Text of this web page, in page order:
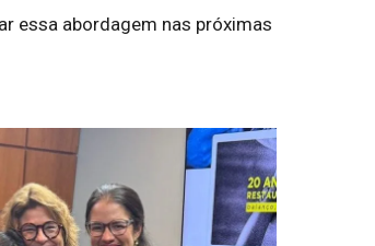
essa abordagem nas próximas